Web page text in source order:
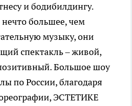
и бодибилдингу.
большее, чем
музыку, они
спектакль – живой,
Большое шоу
по России, благодаря
ЭСТЕТИКЕ